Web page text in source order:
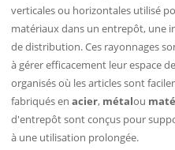
verticales ou horizontales utilisé
matériaux dans un entrepôt, une
de distribution. Ces rayonnages
à gérer efficacement leur espace
organisés où les articles sont
fabriqués enacier, métalou
d'entrepôt sont conçus pour
à une utilisation prolongée.